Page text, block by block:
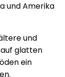
und Amerika
und
auf glatten
ein